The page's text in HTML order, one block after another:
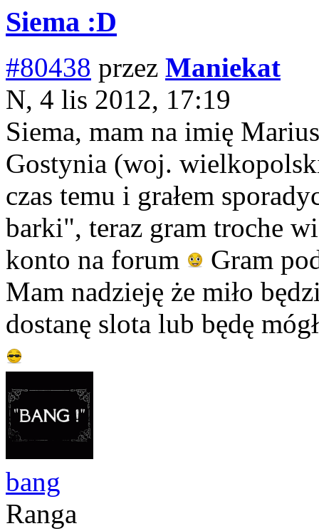
Siema :D
#80438 przez Maniekat
N, 4 lis 2012, 17:19
Siema, mam na imię
Gostynia (woj.
czas temu i grałem
barki", teraz gram troche
konto na forum
Gram
Mam nadzieję że miło
dostanę slota lub będę
bang
Ranga